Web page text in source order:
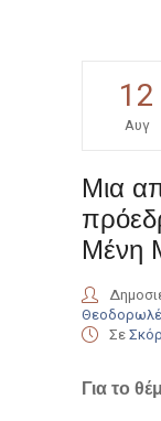
12
Αυγ
Μια
Μένη
Σε
Για το